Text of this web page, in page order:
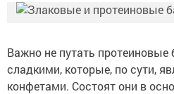
Важно не путать
сладкими, которые, по сути,
конфетами. Состоят они в